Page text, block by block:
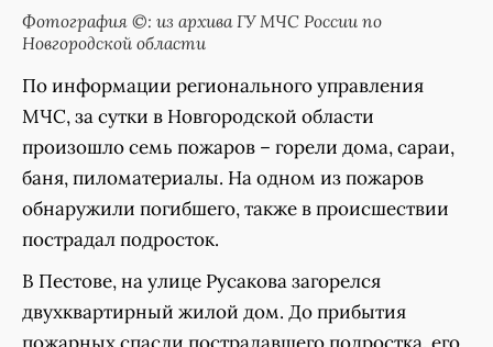
Фотография ©: из архива ГУ МЧС России по
Новгородской области
По информации регионального управления
МЧС, за сутки в Новгородской области
произошло семь пожаров – горели дома, сараи,
баня, пиломатериалы. На одном из пожаров
обнаружили погибшего, также в происшествии
пострадал подросток.
В Пестове, на улице Русакова загорелся
двухквартирный жилой дом. До прибытия